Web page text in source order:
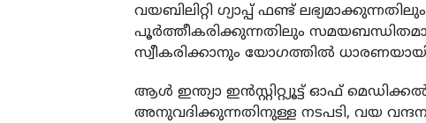
വയബിലിറ്റി ഗ്യാപ്പ് ഫണ്ട്
പൂർത്തീകരിക്കുന്നതിലും
സ്വീകരിക്കാനും യോഗത്തിൽ
ആൾ ഇന്ത്യാ ഇൻസ്റ്റിറ്റ്യൂട്ട് ഓഫ്
അനുവദിക്കുന്നതിനുള്ള നടപടി, വയ